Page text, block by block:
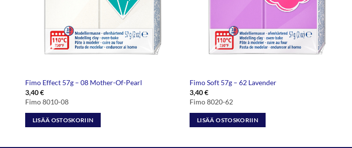
Fimo Effect 57g – 08 Mother-Of-Pearl
3,40€
Fimo 8010-08
LISÄÄ OSTOSKORIIN
Fimo Soft 57g – 62 Lavender
3,40€
Fimo 8020-62
LISÄÄ OSTOSKORIIN